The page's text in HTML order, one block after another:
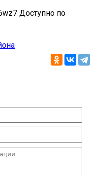
Доступно по